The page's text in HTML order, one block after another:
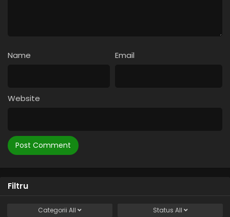
Name Email
Website
Filtru
Categorii All Status All